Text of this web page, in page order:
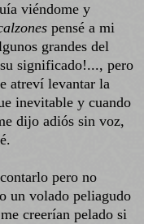
viéndome y
pensé a mi
grandes del
significado!..., pero
atreví levantar la
inevitable y cuando
dijo adiós sin voz,
pero no
un volado peliagudo
creerían pelado si